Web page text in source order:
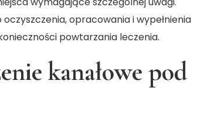
opracowania i wypełnienia
powtarzania leczenia.
kanałowe pod